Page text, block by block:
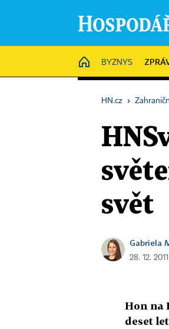
HOME
BYZNYS
HN.cz ›
svět
Gabriela
28. 12.
Hon na
deset